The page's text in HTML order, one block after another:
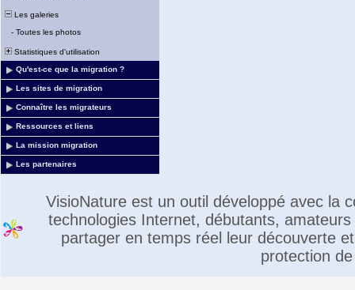
Les galeries
- Toutes les photos
Statistiques d'utilisation
Qu'est-ce que la migration ?
Les sites de migration
Connaître les migrateurs
Ressources et liens
La mission migration
Les partenaires
VisioNature est un outil développé avec la
technologies Internet, débutants,
partager en temps réel leur découverte
protection